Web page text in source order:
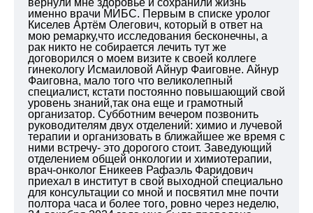
вернули мне здоровье и сохранили жизнь
именно врачи МИБС. Первым в списке уролог
Киселев Артём Олегович, который в ответ на
мою ремарку,что исследования бесконечны, а
рак никто не собирается лечить тут же
договорился о моем визите к своей коллеге
гинекологу Исмаиловой Айнур Фаиговне. Айнур
Фаиговна, мало того что великолепный
специалист, кстати постоянно повышающий свой
уровень знаний,так она еще и грамотный
организатор. Субботним вечером позвонить
руководителям двух отделений: химио и лучевой
терапии и организовать в ближайшее же время с
ними встречу- это дорогого стоит. Заведующий
отделением общей онкологии и химиотерапии,
врач-онколог Еникеев Рафаэль Фаридович
приехал в институт в свой выходной специально
для консультации со мной и посвятил мне почти
полтора часа и более того, ровно через неделю,